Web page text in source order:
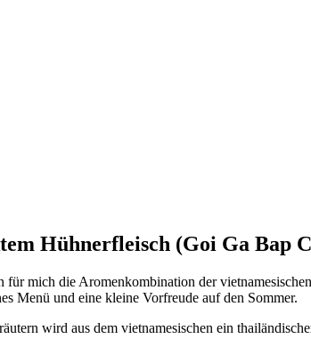
Hühnerfleisch (Goi Ga Bap
mich die Aro­men­kom­bi­na­ti­on der
Menü und eine klei­ne Vor­freu­de auf den Som­mer.
wird aus dem viet­na­me­si­schen ein